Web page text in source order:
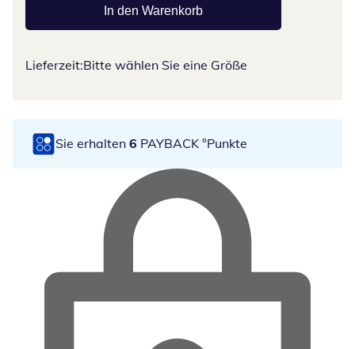
In den Warenkorb
Lieferzeit:Bitte wählen Sie eine Größe
Sie erhalten 6 PAYBACK °Punkte